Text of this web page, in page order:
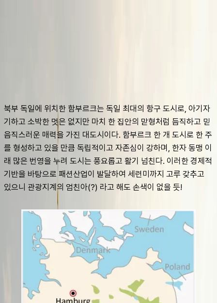
북부 독일에 위치한 함부르크는 독일 최대의 항구 도시로, 아기자
기하고 소박한 멋은 없지만 마치 한 집안의 맏형처럼 듬직하고 믿
음직스러운 매력을 가진 대도시이다. 함부르크 한 개 도시로 한 주
를 형성하고 있을 만큼 독립적이고 자존심이 강하며, 한자 동맹 이
래 많은 번영을 누려 도시는 풍요롭고 활기 넘친다. 이러한 경제적
기반을 바탕으로 패션산업이 발달하여 세련미까지 고루 갖추고
있으니 관광지계의 엄친아(?) 라고 해도 손색이 없을 듯!